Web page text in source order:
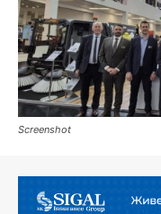
Screenshot